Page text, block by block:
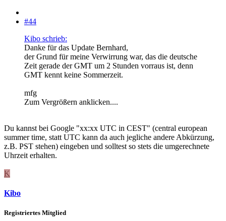
#44
Kibo schrieb:
Danke für das Update Bernhard,
der Grund für meine Verwirrung war, das die deutsche
Zeit gerade der GMT um 2 Stunden vorraus ist, denn
GMT kennt keine Sommerzeit.
mfg
Zum Vergrößern anklicken....
Du kannst bei Google "xx:xx UTC in CEST" (central european
summer time, statt UTC kann da auch jegliche andere Abkürzung,
z.B. PST stehen) eingeben und solltest so stets die umgerechnete
Uhrzeit erhalten.
K
Kibo
Registriertes Mitglied